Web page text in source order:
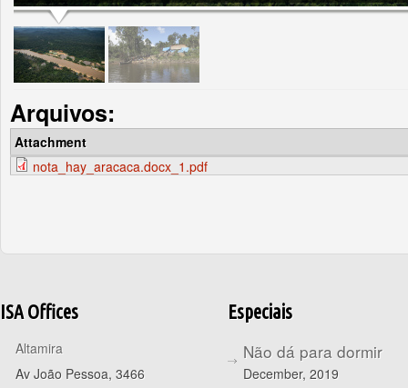
Arquivos:
Attachment
nota_hay_aracaca.docx_1.pdf
ISA Offices
Altamira
Av João Pessoa, 3466
Especiais
Não dá para dormir
December, 2019